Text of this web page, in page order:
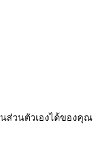
ส่วนตัวเองได้ของคุณ